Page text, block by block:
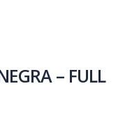
– FULL